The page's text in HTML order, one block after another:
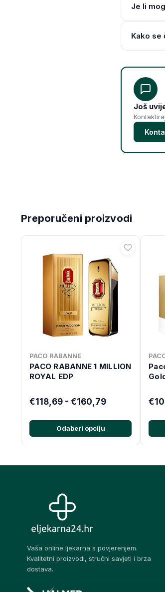
Je li
Kako se
Još
Preporučeni proizvodi
PACO RABANNE
PACO RABANNE 1 MILLION
ROYAL EDP
€118,69 - €160,79
Odaberi opciju
Vaša online ljekarna s povjerenjem.
Kvalitetni proizvodi, stručni savjeti i brza
dostava.